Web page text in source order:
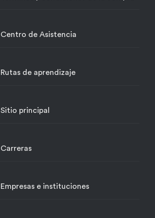
Centro de Asistencia
Rutas de aprendizaje
Sitio principal
Carreras
Empresas e instituciones